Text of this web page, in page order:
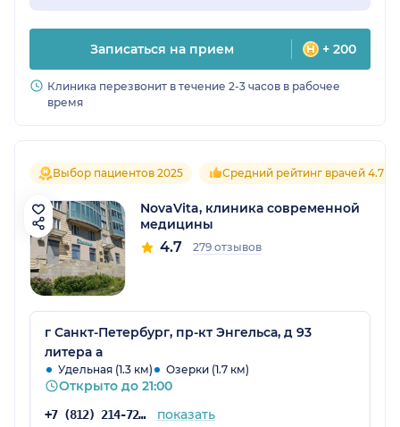
Записаться на прием + 200
Клиника перезвонит в течение 2-3 часов в рабочее
время
Выбор пациентов 2025 Средний рейтинг врачей 4.7
NovaVita, клиника современной
медицины
4.7 279 отзывов
г Санкт-Петербург, пр-кт Энгельса, д 93
литера а
Удельная (1.3 км) Озерки (1.7 км)
Открыто до 21:00
+7 (812) 214-72-16 показать